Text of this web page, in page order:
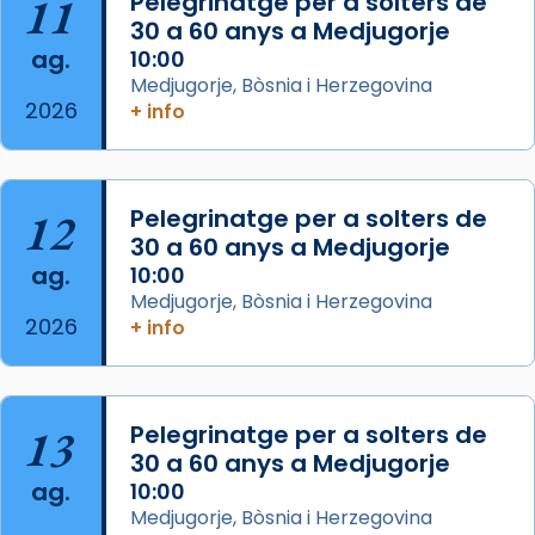
Mons. David Abadías.
📸 Dr. G. Simón
Photo
View on Facebook · Share
Arquebisbat de Barcelona
2 weeks ago
Memòria de les santes Juliana i
Semproniana, verges i màrtirs.
Semproniana (“relatiu a Semprònia =
eterna”) són deixebles seves. I l’any 1667, el
frare Joan Gaspar Roig, afirma en una obra
11
ag.
2026
30 a 60 anys a Medjugorje
10:00
Medjugorje, Bòsnia i Herzegovina
+ info
12
ag.
2026
Pelegrinatge per a solters de
30 a 60 anys a Medjugorje
10:00
Medjugorje, Bòsnia i Herzegovina
+ info
13
ag.
Pelegrinatge per a solters de
30 a 60 anys a Medjugorje
10:00
Medjugorje, Bòsnia i Herzegovina